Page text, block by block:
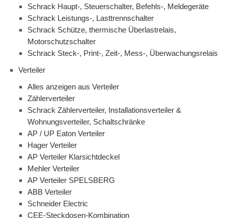
Schrack Haupt-, Steuerschalter, Befehls-, Meldegeräte
Schrack Leistungs-, Lasttrennschalter
Schrack Schütze, thermische Überlastrelais,
Motorschutzschalter
Schrack Steck-, Print-, Zeit-, Mess-, Überwachungsrelais
Verteiler
Alles anzeigen aus Verteiler
Zählerverteiler
Schrack Zählerverteiler, Installationsverteiler &
Wohnungsverteiler, Schaltschränke
AP / UP Eaton Verteiler
Hager Verteiler
AP Verteiler Klarsichtdeckel
Mehler Verteiler
AP Verteiler SPELSBERG
ABB Verteiler
Schneider Electric
CEE-Steckdosen-Kombination